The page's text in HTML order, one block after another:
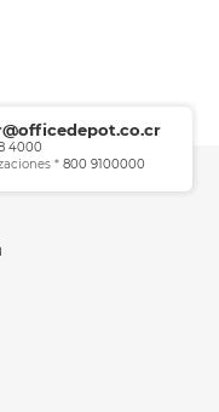
4000
*800 9100000